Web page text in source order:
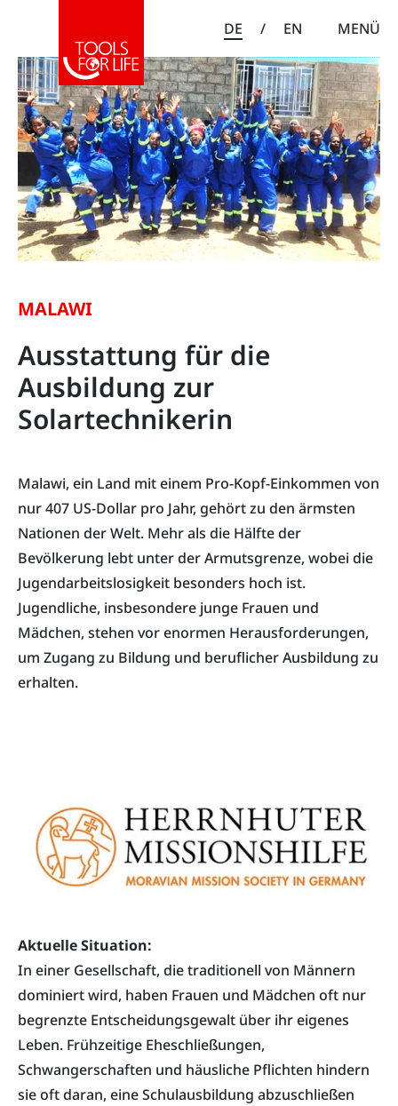
DE / EN MENÜ
MALAWI
Ausstattung für die
Ausbildung zur
Solartechnikerin
Malawi, ein Land mit einem Pro-Kopf-Einkommen von
nur 407 US-Dollar pro Jahr, gehört zu den ärmsten
Nationen der Welt. Mehr als die Hälfte der
Bevölkerung lebt unter der Armutsgrenze, wobei die
Jugendarbeitslosigkeit besonders hoch ist.
Jugendliche, insbesondere junge Frauen und
Mädchen, stehen vor enormen Herausforderungen,
um Zugang zu Bildung und beruflicher Ausbildung zu
erhalten.
Aktuelle Situation:
In einer Gesellschaft, die traditionell von Männern
dominiert wird, haben Frauen und Mädchen oft nur
begrenzte Entscheidungsgewalt über ihr eigenes
Leben. Frühzeitige Eheschließungen,
Schwangerschaften und häusliche Pflichten hindern
sie oft daran, eine Schulausbildung abzuschließen